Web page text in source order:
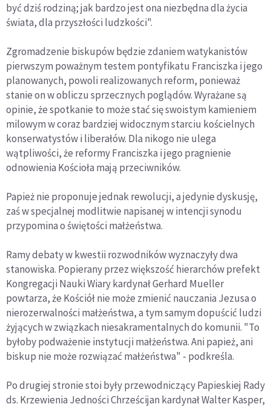
być dziś rodziną; jak bardzo jest ona niezbędna dla życia
świata, dla przyszłości ludzkości".
Zgromadzenie biskupów będzie zdaniem watykanistów
pierwszym poważnym testem pontyfikatu Franciszka i jego
planowanych, powoli realizowanych reform, ponieważ
stanie on w obliczu sprzecznych poglądów. Wyrażane są
opinie, że spotkanie to może stać się swoistym kamieniem
milowym w coraz bardziej widocznym starciu kościelnych
konserwatystów i liberałów. Dla nikogo nie ulega
wątpliwości, że reformy Franciszka i jego pragnienie
odnowienia Kościoła mają przeciwników.
Papież nie proponuje jednak rewolucji, a jedynie dyskusję,
zaś w specjalnej modlitwie napisanej w intencji synodu
przypomina o świętości małżeństwa.
Ramy debaty w kwestii rozwodników wyznaczyły dwa
stanowiska. Popierany przez większość hierarchów prefekt
Kongregacji Nauki Wiary kardynał Gerhard Mueller
powtarza, że Kościół nie może zmienić nauczania Jezusa o
nierozerwalności małżeństwa, a tym samym dopuścić ludzi
żyjących w związkach niesakramentalnych do komunii. "To
byłoby podważenie instytucji małżeństwa. Ani papież, ani
biskup nie może rozwiązać małżeństwa" - podkreśla.
Po drugiej stronie stoi były przewodniczący Papieskiej Rady
ds. Krzewienia Jedności Chrześcijan kardynał Walter Kasper,